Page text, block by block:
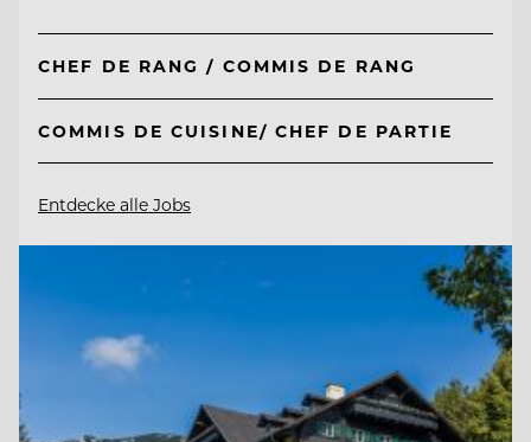
CHEF DE RANG / COMMIS DE RANG
COMMIS DE CUISINE/ CHEF DE PARTIE
Entdecke alle Jobs